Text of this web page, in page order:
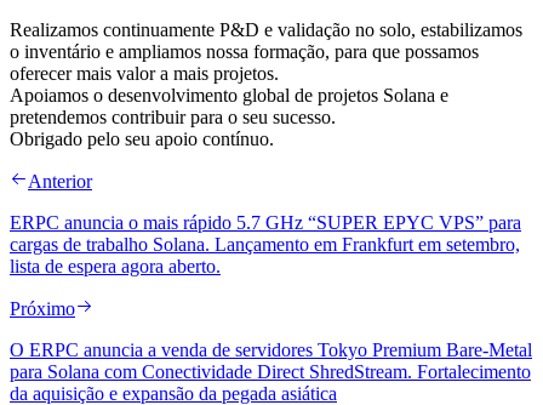
Realizamos continuamente P&D e validação no solo, estabilizamos
o inventário e ampliamos nossa formação, para que possamos
oferecer mais valor a mais projetos.
Apoiamos o desenvolvimento global de projetos Solana e
pretendemos contribuir para o seu sucesso.
Obrigado pelo seu apoio contínuo.
Anterior
ERPC anuncia o mais rápido 5.7 GHz “SUPER EPYC VPS” para
cargas de trabalho Solana. Lançamento em Frankfurt em setembro,
lista de espera agora aberto.
Próximo
O ERPC anuncia a venda de servidores Tokyo Premium Bare-Metal
para Solana com Conectividade Direct ShredStream. Fortalecimento
da aquisição e expansão da pegada asiática